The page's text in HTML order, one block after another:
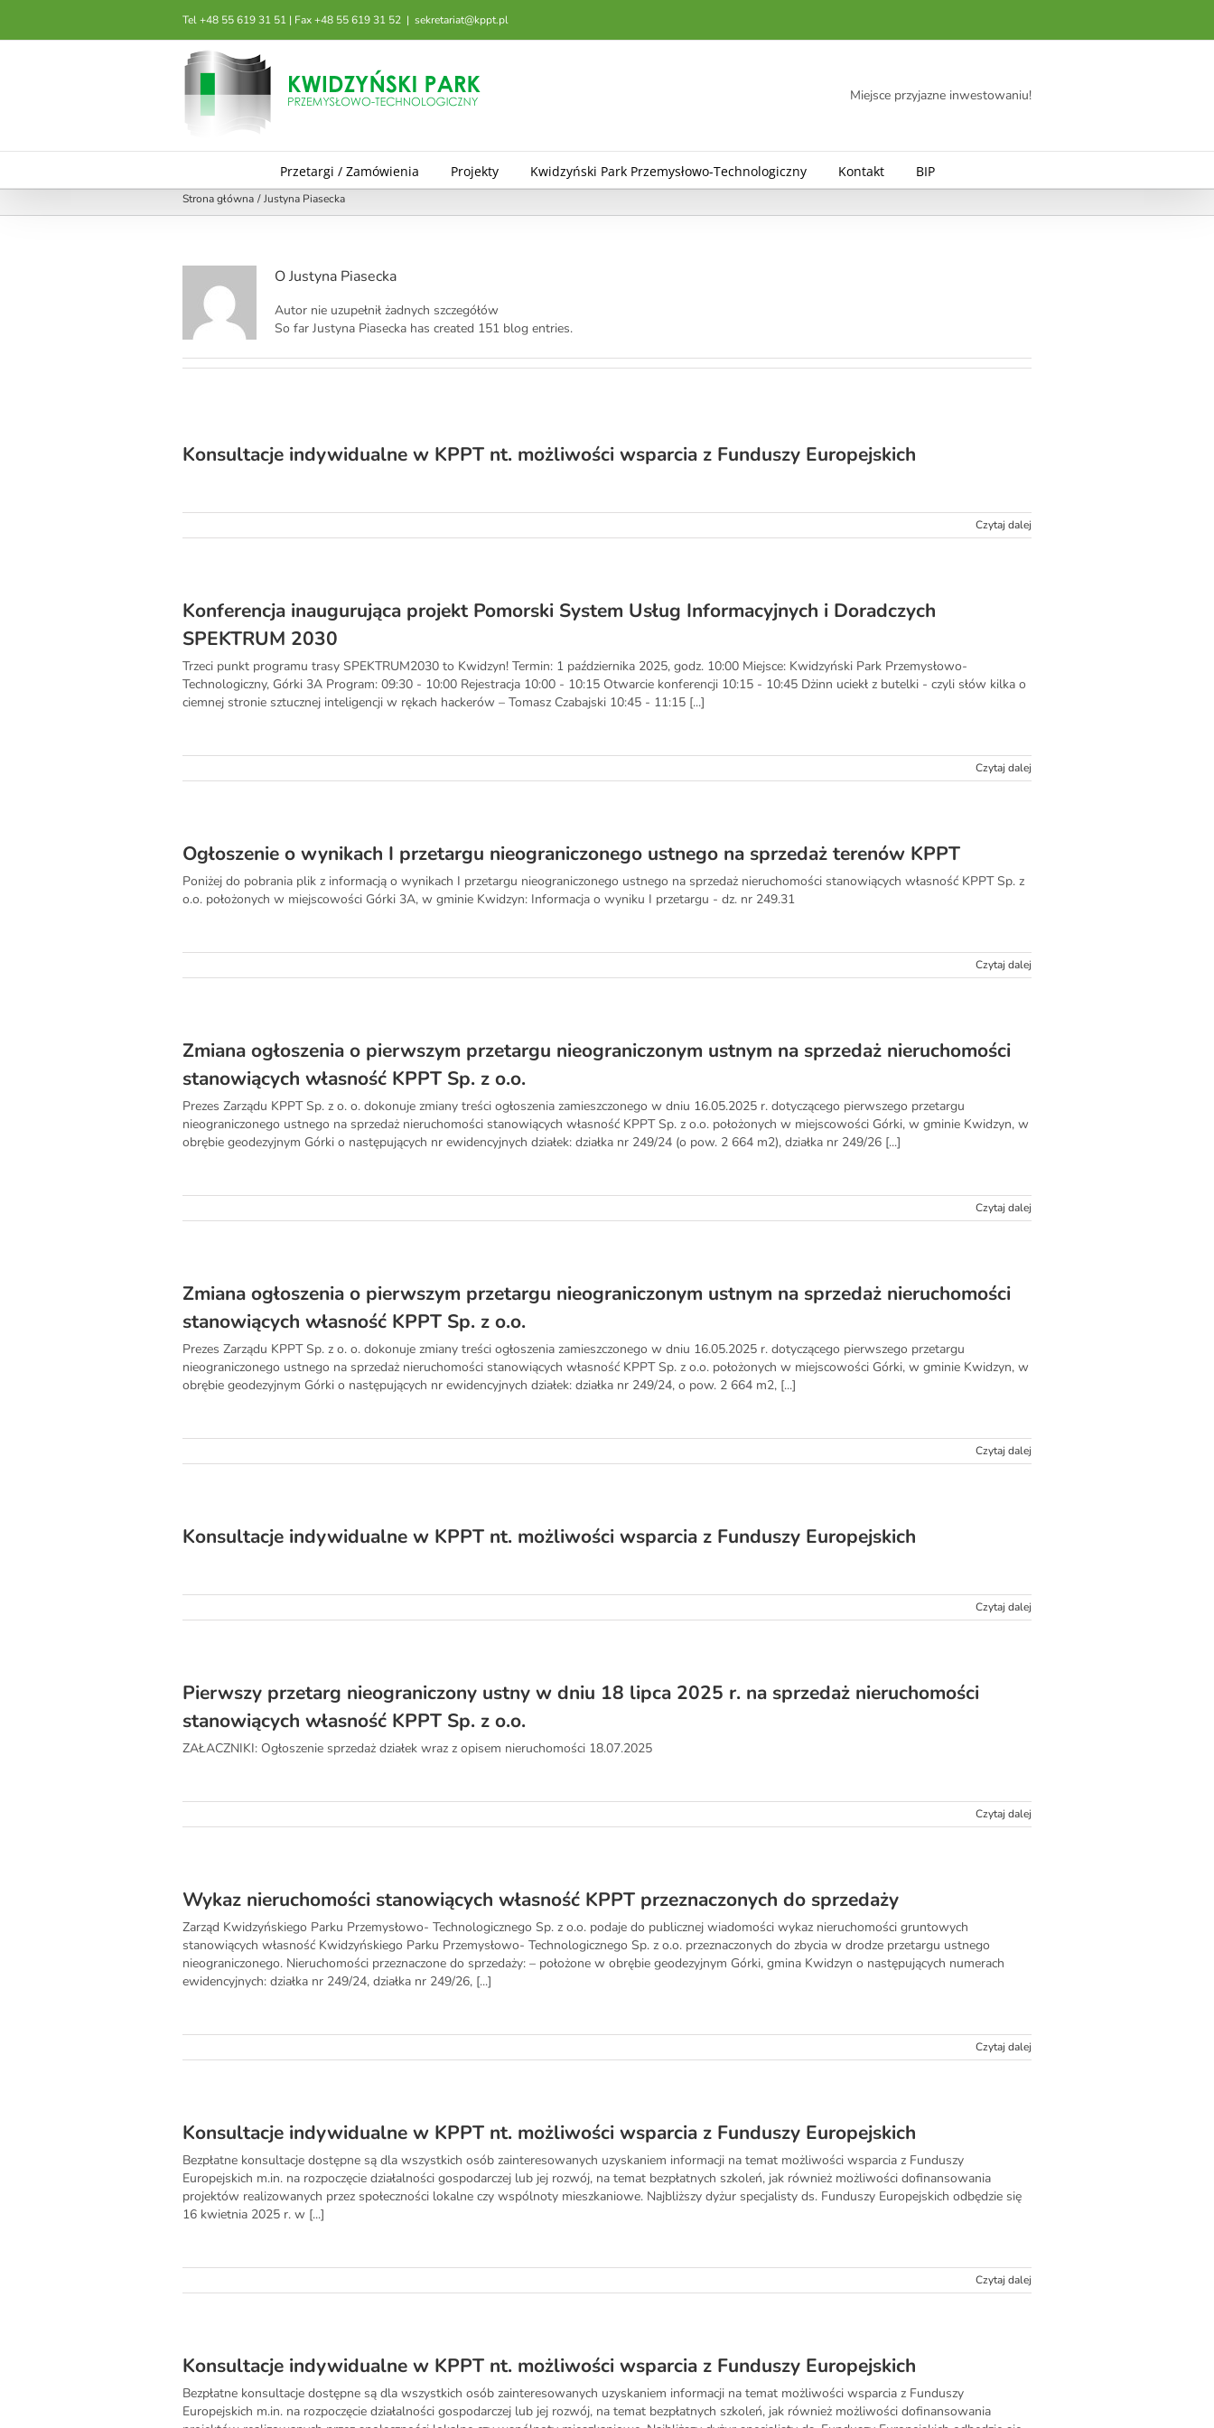
zawartości
Tel +48 55 619 31 51 | Fax +48 55 619 31 52 | sekretariat@kppt.pl
Miejsce przyjazne inwestowaniu!
Przetargi / Zamówienia Projekty Kwidzyński Park Przemysłowo-Technologiczny Kontakt BIP
Strona główna Justyna Piasecka
OJustyna Piasecka
Autor nie uzupełnił żadnych szczegółów
So far Justyna Piasecka has created 151 blog entries.
Konsultacje indywidualne w KPPT nt. możliwości wsparcia z Funduszy Europejskich
Czytaj dalej
Konferencja inaugurująca projekt Pomorski System Usług Informacyjnych i Doradczych
SPEKTRUM 2030
Trzeci punkt programu trasy SPEKTRUM2030 to Kwidzyn! Termin: 1 października 2025, godz. 10:00 Miejsce: Kwidzyński Park Przemysłowo-
Technologiczny, Górki 3A Program: 09:30 - 10:00 Rejestracja 10:00 - 10:15 Otwarcie konferencji 10:15 - 10:45 Dżinn uciekł z butelki - czyli słów kilka o
ciemnej stronie sztucznej inteligencji w rękach hackerów – Tomasz Czabajski 10:45 - 11:15 [...]
Czytaj dalej
Ogłoszenie o wynikach I przetargu nieograniczonego ustnego na sprzedaż terenów KPPT
Poniżej do pobrania plik z informacją o wynikach I przetargu nieograniczonego ustnego na sprzedaż nieruchomości stanowiących własność KPPT Sp. z
o.o. położonych w miejscowości Górki 3A, w gminie Kwidzyn: Informacja o wyniku I przetargu - dz. nr 249.31
Czytaj dalej
Zmiana ogłoszenia o pierwszym przetargu nieograniczonym ustnym na sprzedaż nieruchomości
stanowiących własność KPPT Sp. z o.o.
Prezes Zarządu KPPT Sp. z o. o. dokonuje zmiany treści ogłoszenia zamieszczonego w dniu 16.05.2025 r. dotyczącego pierwszego przetargu
nieograniczonego ustnego na sprzedaż nieruchomości stanowiących własność KPPT Sp. z o.o. położonych w miejscowości Górki, w gminie Kwidzyn, w
obrębie geodezyjnym Górki o następujących nr ewidencyjnych działek: działka nr 249/24 (o pow. 2 664 m2), działka nr 249/26 [...]
Czytaj dalej
Zmiana ogłoszenia o pierwszym przetargu nieograniczonym ustnym na sprzedaż nieruchomości
stanowiących własność KPPT Sp. z o.o.
Prezes Zarządu KPPT Sp. z o. o. dokonuje zmiany treści ogłoszenia zamieszczonego w dniu 16.05.2025 r. dotyczącego pierwszego przetargu
nieograniczonego ustnego na sprzedaż nieruchomości stanowiących własność KPPT Sp. z o.o. położonych w miejscowości Górki, w gminie Kwidzyn, w
obrębie geodezyjnym Górki o następujących nr ewidencyjnych działek: działka nr 249/24, o pow. 2 664 m2, [...]
Czytaj dalej
Konsultacje indywidualne w KPPT nt. możliwości wsparcia z Funduszy Europejskich
Czytaj dalej
Pierwszy przetarg nieograniczony ustny w dniu 18 lipca 2025 r. na sprzedaż nieruchomości
stanowiących własność KPPT Sp. z o.o.
ZAŁACZNIKI: Ogłoszenie sprzedaż działek wraz z opisem nieruchomości 18.07.2025
Czytaj dalej
Wykaz nieruchomości stanowiących własność KPPT przeznaczonych do sprzedaży
Zarząd Kwidzyńskiego Parku Przemysłowo- Technologicznego Sp. z o.o. podaje do publicznej wiadomości wykaz nieruchomości gruntowych
stanowiących własność Kwidzyńskiego Parku Przemysłowo- Technologicznego Sp. z o.o. przeznaczonych do zbycia w drodze przetargu ustnego
nieograniczonego. Nieruchomości przeznaczone do sprzedaży: – położone w obrębie geodezyjnym Górki, gmina Kwidzyn o następujących numerach
ewidencyjnych: działka nr 249/24, działka nr 249/26, [...]
Czytaj dalej
Konsultacje indywidualne w KPPT nt. możliwości wsparcia z Funduszy Europejskich
Bezpłatne konsultacje dostępne są dla wszystkich osób zainteresowanych uzyskaniem informacji na temat możliwości wsparcia z Funduszy
Europejskich m.in. na rozpoczęcie działalności gospodarczej lub jej rozwój, na temat bezpłatnych szkoleń, jak również możliwości dofinansowania
projektów realizowanych przez społeczności lokalne czy wspólnoty mieszkaniowe. Najbliższy dyżur specjalisty ds. Funduszy Europejskich odbędzie się
16 kwietnia 2025 r. w [...]
Czytaj dalej
Konsultacje indywidualne w KPPT nt. możliwości wsparcia z Funduszy Europejskich
Bezpłatne konsultacje dostępne są dla wszystkich osób zainteresowanych uzyskaniem informacji na temat możliwości wsparcia z Funduszy
Europejskich m.in. na rozpoczęcie działalności gospodarczej lub jej rozwój, na temat bezpłatnych szkoleń, jak również możliwości dofinansowania